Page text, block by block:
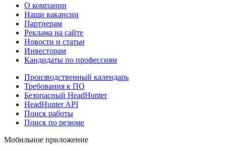
О компании
Наши вакансии
Партнерам
Реклама на сайте
Новости и статьи
Инвесторам
Кандидаты по профессиям
Производственный календарь
Требования к ПО
Безопасный HeadHunter
HeadHunter API
Поиск работы
Поиск по резюме
Мобильное приложение